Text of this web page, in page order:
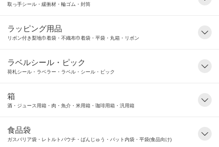
取っ手シール・緩衝材・輪ゴム・封筒
ラッピング用品
リボン付き梨地巾着袋・不織布巾着袋・平袋・丸箱・リボン
ラベルシール・ピック
荷札シール・ラベラー・ラベル・シール・ピック
箱
酒・ジュース用箱・肉・魚介・米用箱・珈琲用箱・汎用箱
食品袋
ガスバリア袋・レトルトパウチ・ばんじゅう・バット内袋・平袋(食品向け)